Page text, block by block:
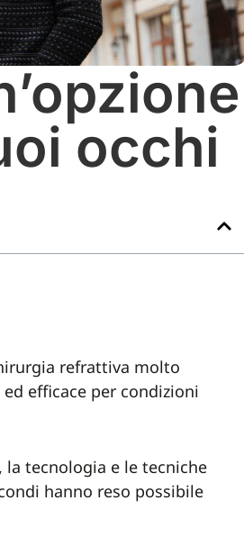
occhi
refrattiva molto
efficace per condizioni
tecnologia e le tecniche
hanno reso possibile